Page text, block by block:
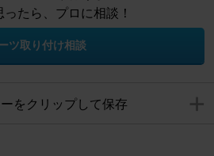
たら、プロに相談！
ツ取り付け相談
をクリップして保存